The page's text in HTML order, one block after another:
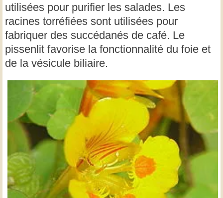
utilisées pour purifier les salades. Les
racines torréfiées sont utilisées pour
fabriquer des succédanés de café. Le
pissenlit favorise la fonctionnalité du foie et
de la vésicule biliaire.